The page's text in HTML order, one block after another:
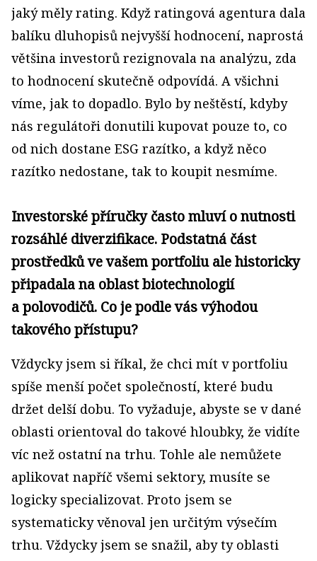
jaký měly rating. Když ratingová agentura dala
balíku dluhopisů nejvyšší hodnocení, naprostá
většina investorů rezignovala na analýzu, zda
to hodnocení skutečně odpovídá. A všichni
víme, jak to dopadlo. Bylo by neštěstí, kdyby
nás regulátoři donutili kupovat pouze to, co
od nich dostane ESG razítko, a když něco
razítko nedostane, tak to koupit nesmíme.
Investorské příručky často mluví o nutnosti
rozsáhlé diverzifikace. Podstatná část
prostředků ve vašem portfoliu ale historicky
připadala na oblast biotechnologií
a polovodičů. Co je podle vás výhodou
takového přístupu?
Vždycky jsem si říkal, že chci mít v portfoliu
spíše menší počet společností, které budu
držet delší dobu. To vyžaduje, abyste se v dané
oblasti orientoval do takové hloubky, že vidíte
víc než ostatní na trhu. Tohle ale nemůžete
aplikovat napříč všemi sektory, musíte se
logicky specializovat. Proto jsem se
systematicky věnoval jen určitým výsečím
trhu. Vždycky jsem se snažil, aby ty oblasti